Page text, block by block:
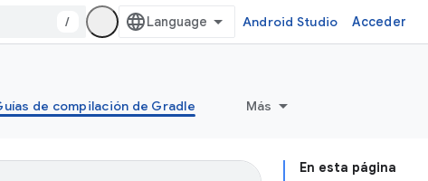
/ Android Studio Acceder
de compilación de Gradle Más
En esta página